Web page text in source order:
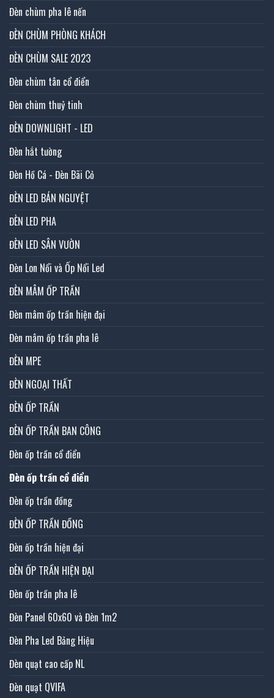
Đèn chùm pha lê nến
ĐÈN CHÙM PHÒNG KHÁCH
ĐÈN CHÙM SALE 2023
Đèn chùm tân cổ điển
Đèn chùm thuỷ tinh
ĐÈN DOWNLIGHT - LED
Đèn hắt tường
Đèn Hồ Cá - Đèn Bãi Cỏ
ĐÈN LED BÁN NGUYỆT
ĐÈN LED PHA
ĐÈN LED SÂN VƯỜN
Đèn Lon Nổi và Ốp Nổi Led
ĐÈN MÂM ỐP TRẦN
Đèn mâm ốp trần hiện đại
Đèn mâm ốp trần pha lê
ĐÈN MPE
ĐÈN NGOẠI THẤT
ĐÈN ỐP TRẦN
ĐÈN ỐP TRẦN BAN CÔNG
Đèn ốp trần cổ điển
Đèn ốp trần cổ điển
Đèn ốp trần đồng
ĐÈN ỐP TRẦN ĐỒNG
Đèn ốp trần hiện đại
ĐÈN ỐP TRẦN HIỆN ĐẠI
Đèn ốp trần pha lê
Đèn Panel 60x60 và Đèn 1m2
Đèn Pha Led Bảng Hiệu
Đèn quạt cao cấp NL
Đèn quạt QVIFA